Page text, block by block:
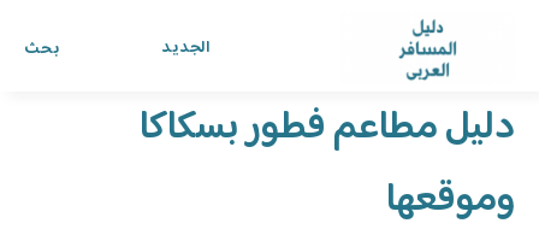
بحث الجديد
دليل المسافر العربي ›الدليل›
دليل مطاعم فطور بسكاكا
وموقعها